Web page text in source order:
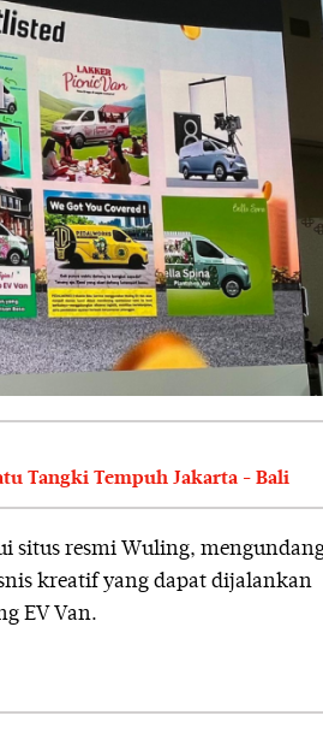
Tangki Tempuh Jakarta - Bali
situs resmi Wuling,
kreatif yang dapat dijalankan
EV Van.